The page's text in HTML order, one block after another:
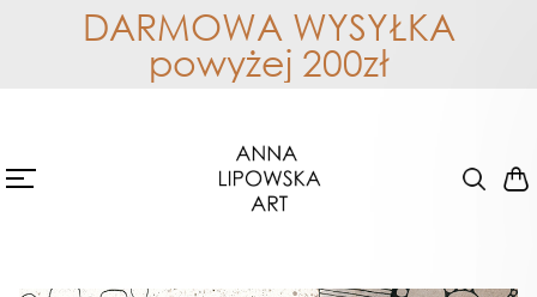
DARMOWA WYSYŁKA
powyżej 200zł
Dostępne
Abstrakcja- oryginał 0586